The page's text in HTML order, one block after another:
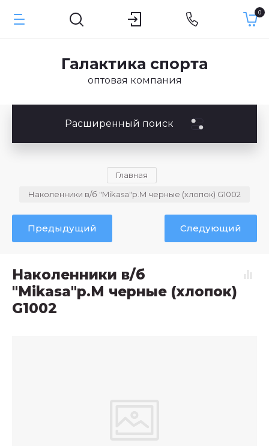
0
Галактика спорта
оптовая компания
Расширенный поиск
Главная
Наколенники в/б "Mikasa"р.M черные (хлопок) G1002
Предыдущий Следующий
Наколенники в/б
"Mikasa"р.M черные (хлопок)
G1002